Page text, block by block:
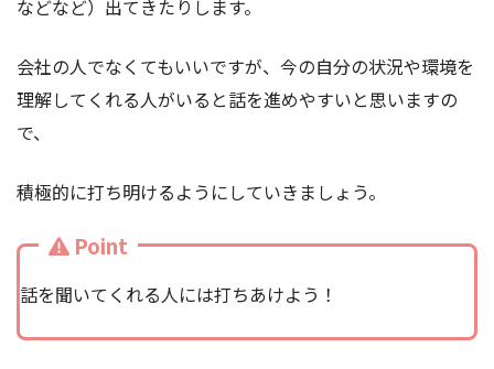
などなど）出てきたりします。
会社の人でなくてもいいですが、今の自分の状況や環境を
理解してくれる人がいると話を進めやすいと思いますの
で、
積極的に打ち明けるようにしていきましょう。
Point
話を聞いてくれる人には打ちあけよう！